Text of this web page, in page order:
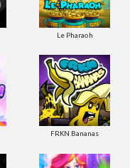
Le Pharaoh
FRKN Bananas